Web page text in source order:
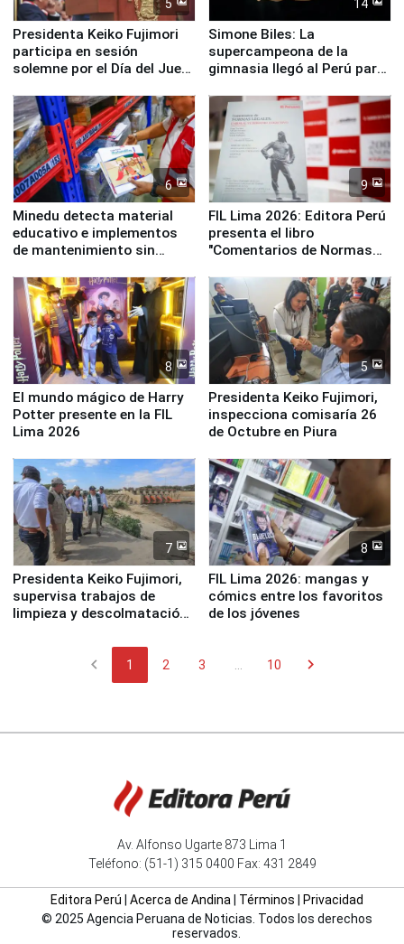
5
Presidenta Keiko Fujimori
participa en sesión
solemne por el Día del Juez
14
Simone Biles: La
supercampeona de la
gimnasia llegó al Perú para
Panamericanos Lima 2027
6
Minedu detecta material
educativo e implementos
de mantenimiento sin
la UGEL 2
9
FIL Lima 2026: Editora Perú
presenta el libro
"Comentarios de Normas
Derecho Colectivo"
8
El mundo mágico de Harry
Potter presente en la FIL
Lima 2026
5
Presidenta Keiko Fujimori,
inspecciona comisaría 26
de Octubre en Piura
7
Presidenta Keiko Fujimori,
supervisa trabajos de
limpieza y descolmatación
8
FIL Lima 2026: mangas y
cómics entre los favoritos
de los jóvenes
chevron_left 1 2 3 10 chevron_right
Av. Alfonso Ugarte 873 Lima 1
Teléfono: (51-1) 315 0400 Fax: 431 2849
Editora Perú Acerca de Andina| Términos
Privacidad
© 2025 Agencia Peruana de Noticias. Todos los derechos
reservados.